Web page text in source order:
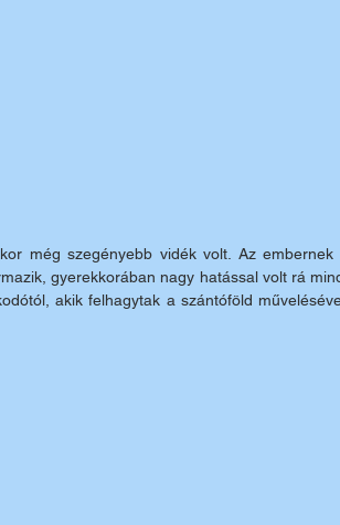
még szegényebb vidék volt. Az
gyerekkorában nagy hatással volt rá
akik felhagytak a szántóföld